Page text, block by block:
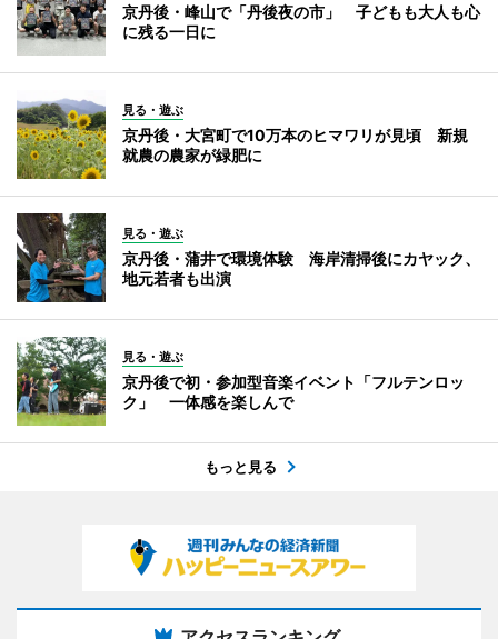
京丹後・峰山で「丹後夜の市」 子どもも大人も心
に残る一日に
見る・遊ぶ
京丹後・大宮町で10万本のヒマワリが見頃 新規
就農の農家が緑肥に
見る・遊ぶ
京丹後・蒲井で環境体験 海岸清掃後にカヤック、
地元若者も出演
見る・遊ぶ
京丹後で初・参加型音楽イベント「フルテンロッ
ク」 一体感を楽しんで
もっと見る